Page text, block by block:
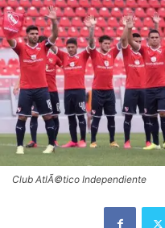
Club AtlÃ©tico Independiente